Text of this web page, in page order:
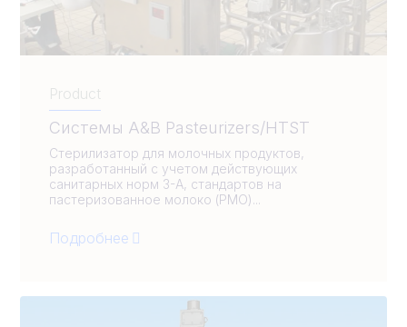
Product
Системы A&B Pasteurizers/HTST
Стерилизатор для молочных продуктов,
разработанный с учетом действующих
санитарных норм 3-A, стандартов на
пастеризованное молоко (PMO)...
Подробнее